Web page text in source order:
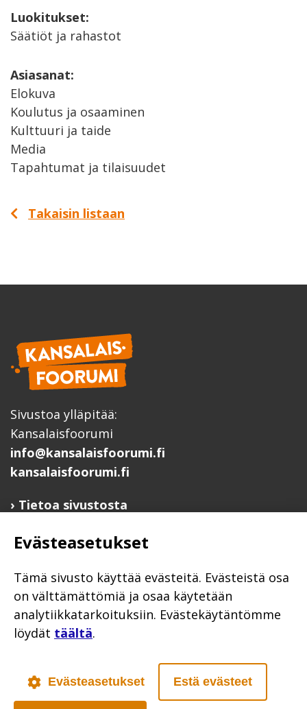
Luokitukset:
Säätiöt ja rahastot
Asiasanat:
Elokuva
Koulutus ja osaaminen
Kulttuuri ja taide
Media
Tapahtumat ja tilaisuudet
Takaisin listaan
Sivustoa ylläpitää:
Kansalaisfoorumi
info@kansalaisfoorumi.fi
kansalaisfoorumi.fi
Tietoa sivustosta
Ilmoita järjestösi järjestöhakemistoon
Järjestötietäjä-testi
Anna palautetta
Saavutettavuusseloste
Evästekäytännöt
Evästeasetukset
Tämä sivusto käyttää evästeitä. Evästeistä osa
on välttämättömiä ja osaa käytetään
analytiikkatarkoituksiin. Evästekäytäntömme
löydät täältä.
Evästeasetukset Estä evästeet